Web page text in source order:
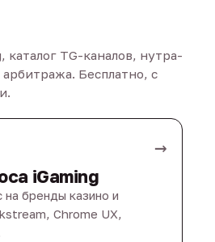
каталог TG-каналов, нутра-
Бесплатно, с
→
iGaming
бренды казино и
Chrome UX,